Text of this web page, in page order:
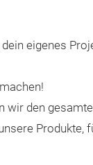
eigenes
wir den
Produkte,